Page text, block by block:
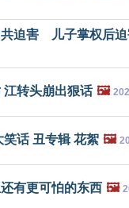
共迫害 儿子掌权后迫
江转头崩出狠话 🖼️
话 丑专辑 花絮 🖼️
有更可怕的东西 🖼️